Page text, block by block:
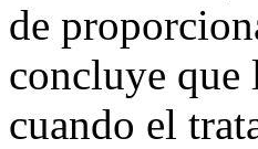
de
concluye que
cuando el